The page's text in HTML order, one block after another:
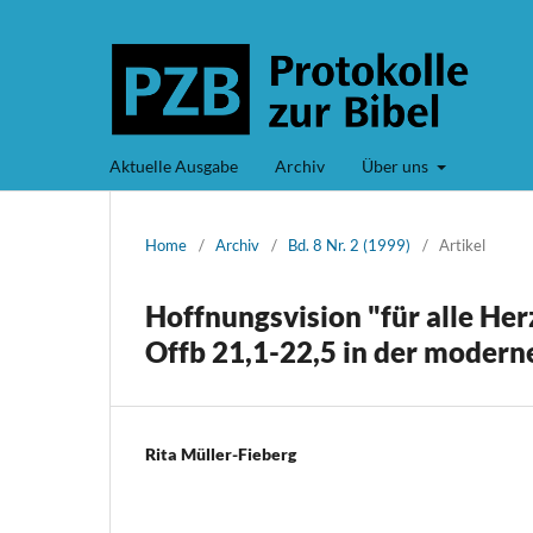
Aktuelle Ausgabe Archiv Über uns
Home / Archiv / Bd. 8 Nr. 2 (1999) / Artikel
Hoffnungsvision "für alle
Offb 21,1-22,5 in der
Rita Müller-Fieberg